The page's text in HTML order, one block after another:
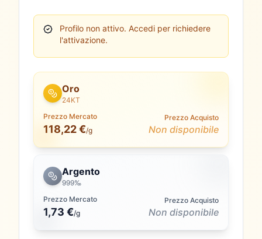
Profilo non attivo. Accedi per richiedere
l'attivazione.
Oro
24KT
Prezzo Mercato
118,22 €/g
Prezzo Acquisto
Non disponibile
Argento
999‰
Prezzo Mercato
1,73 €/g
Prezzo Acquisto
Non disponibile